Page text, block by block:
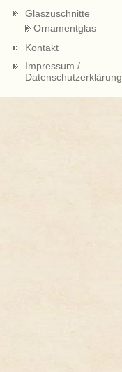
Glaszuschnitte
Ornamentglas
Kontakt
Impressum /
Datenschutzerklärung